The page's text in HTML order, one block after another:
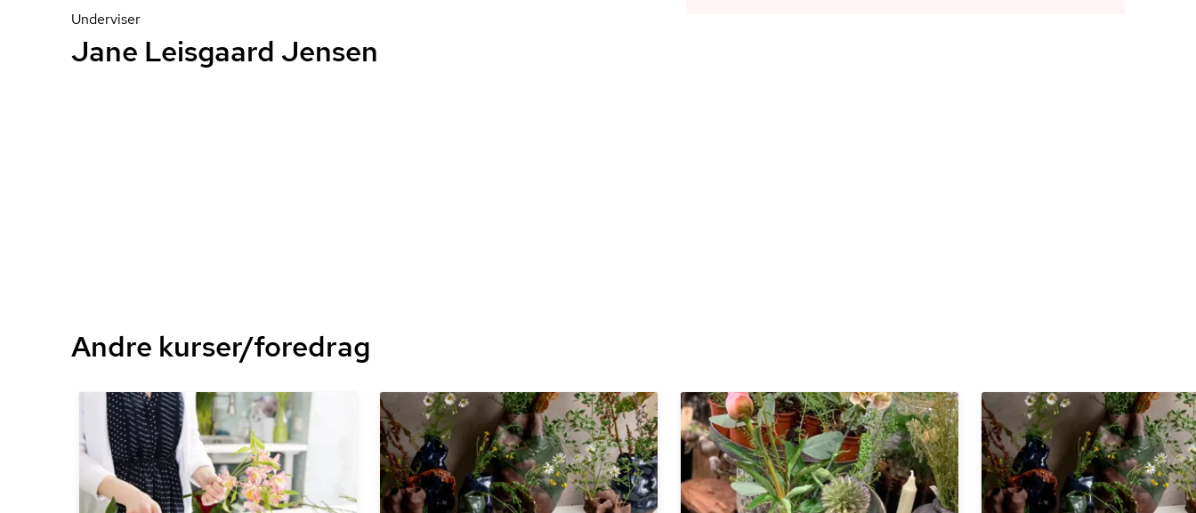
Underviser
Jane Leisgaard Jensen
Andre kurser/foredrag